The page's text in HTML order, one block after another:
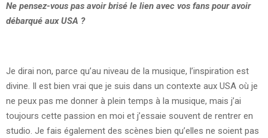
Ne pensez-vous pas avoir brisé le lien avec vos fans pour avoir
débarqué aux USA ?
Je dirai non, parce qu’au niveau de la musique, l’inspiration est
divine. Il est bien vrai que je suis dans un contexte aux USA où je
ne peux pas me donner à plein temps à la musique, mais j’ai
toujours cette passion en moi et j’essaie souvent de rentrer en
studio. Je fais également des scènes bien qu’elles ne soient pas